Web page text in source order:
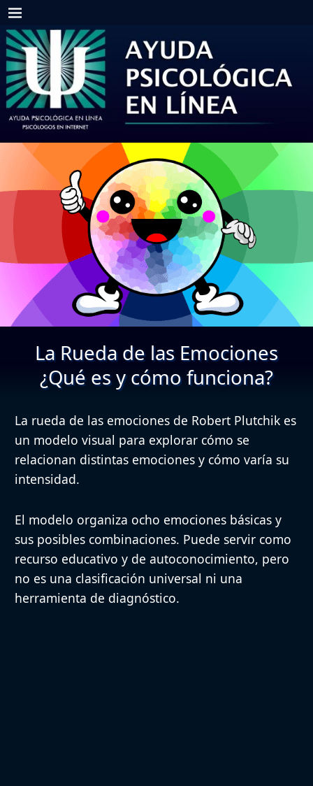
La Rueda de las Emociones
¿Qué es y cómo funciona?
La rueda de las emociones de Robert Plutchik es
un modelo visual para explorar cómo se
relacionan distintas emociones y cómo varía su
intensidad.
El modelo organiza ocho emociones básicas y
sus posibles combinaciones. Puede servir como
recurso educativo y de autoconocimiento, pero
no es una clasificación universal ni una
herramienta de diagnóstico.